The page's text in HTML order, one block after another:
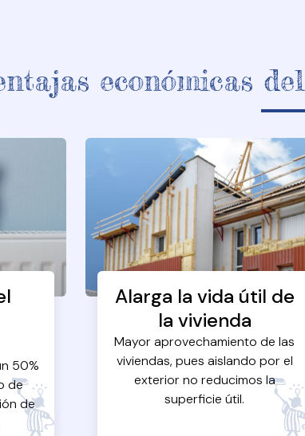
económicas
50%
de
de
Alarga la vida útil de
la vivienda
Mayor aprovechamiento de las
viviendas, pues aislando por el
exterior no reducimos la
superficie útil.